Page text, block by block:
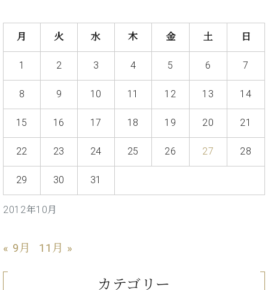
ン
ン
サ
/
チ
ュ
イ
ン・
ャ
の
り
ュ
タ
イ
ン
の
ニ
ュ
ス・
ベ
ン
等)
リ
ー
ス
知
メ
ィ
規
デ
ィ
ー・
は、
営
舗
ま
で
オンライン試弾
メルマガ登録
味
ヒ
シ
ュ
ン・
ブ
ロ
グ
2012年10月
月 火 水 木 金 土 日
1 2 3 4 5 6 7
8 9 10 11 12 13 14
15 16 17 18 19 20 21
22 23 24 25 26 27 28
29 30 31
« 9月 11月 »
カテゴリー